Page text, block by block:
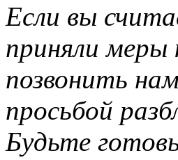
Если вы
приняли
позвонить
просьбой
Будьте